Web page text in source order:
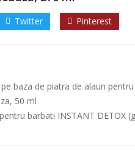
Twitter Pinterest
baza de piatra de alaun pentru
50 ml
barbati INSTANT DETOX